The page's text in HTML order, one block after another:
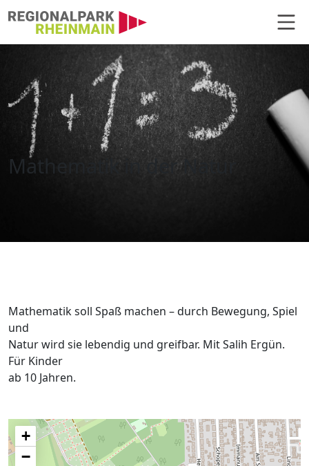
Mathematik in der Natur
Hauptnavigation
Mathematik in der Natur
Mathematik soll Spaß machen – durch Bewegung, Spiel
und
Natur wird sie lebendig und greifbar. Mit Salih Ergün.
Für Kinder
ab 10 Jahren.
+
−